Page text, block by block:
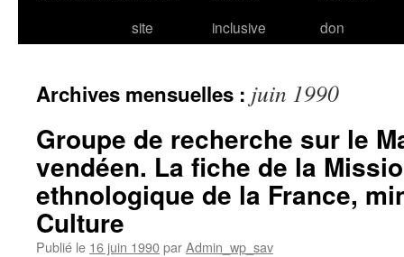
site
inclusive
don
Archives mensuelles : juin 1990
Groupe de recherche sur le
vendéen. La fiche de la
ethnologique de la France,
Culture
Publié le 16 juin 1990parAdmin_wp_sav